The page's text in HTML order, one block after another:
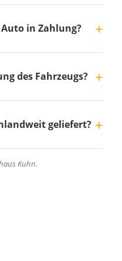
in Zahlung?
des Fahrzeugs?
geliefert?
Kuhn.